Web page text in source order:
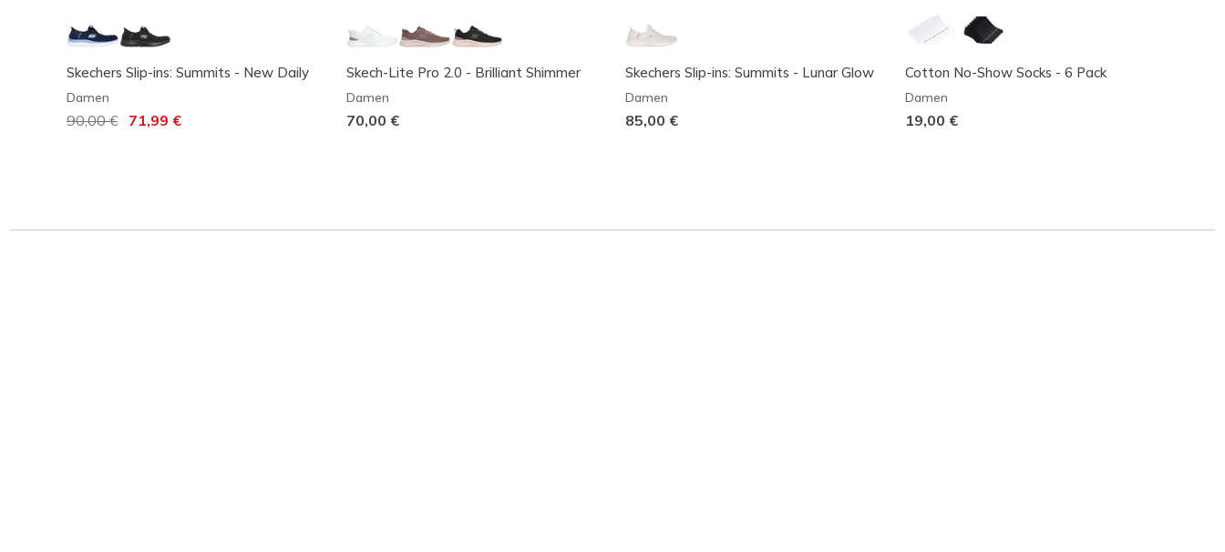
Skechers Slip-ins: Summits - New Daily
Damen
Reduziert von
90,00 € auf
71,99 €
Skech-Lite Pro 2.0 - Brilliant Shimmer
Damen
70,00 €
Skechers Slip-ins: Summits - Lunar Glow
Damen
85,00 €
Cotton No-Show Socks - 6 Pack
Damen
19,00 €